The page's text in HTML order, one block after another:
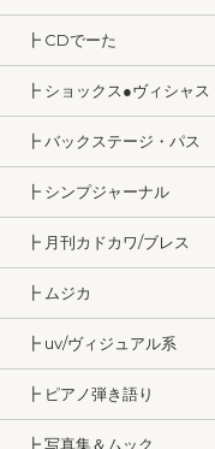
┣ CDでーた
┣ ショックス●ヴィシャス
┣ バックステージ・パス
┣ シンプジャーナル
┣ 月刊カドカワ/ブレス
┣ ムジカ
┣ uv/ヴィジュアル系
┣ ピアノ弾き語り
┣ 写真集＆ムック